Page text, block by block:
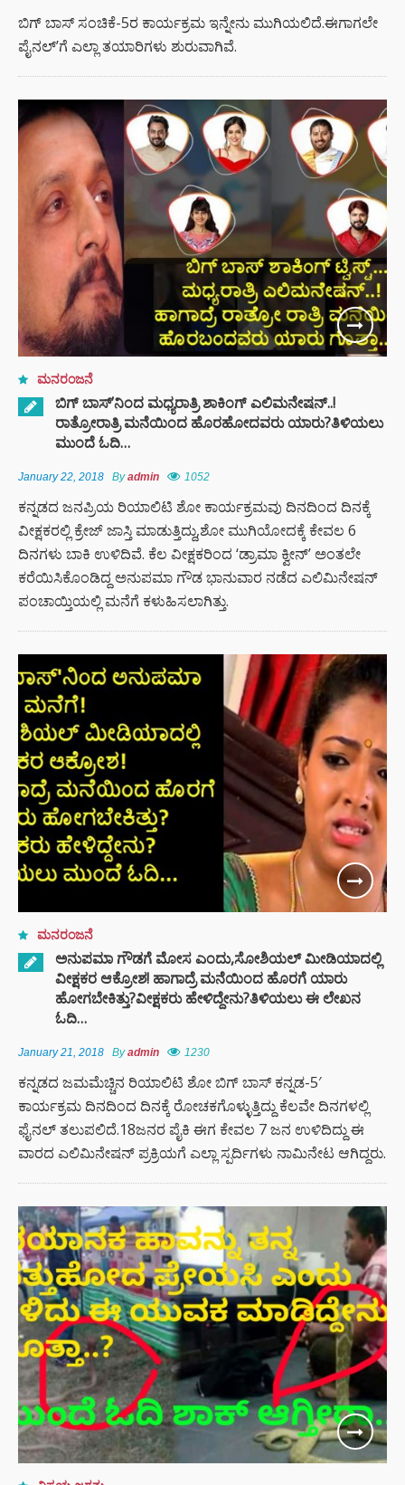
ಬಿಗ್ ಬಾಸ್ ಸಂಚಿಕೆ-5ರ ಕಾರ್ಯಕ್ರಮ ಇನ್ನೇನು ಮುಗಿಯಲಿದೆ.ಈಗಾಗಲೇ
ಪೈನಲ್’ಗೆ ಎಲ್ಲಾ ತಯಾರಿಗಳು ಶುರುವಾಗಿವೆ.
ಮನರಂಜನೆ
ಬಿಗ್ ಬಾಸ್’ನಿಂದ ಮಧ್ಯರಾತ್ರಿ ಶಾಕಿಂಗ್ ಎಲಿಮನೇಷನ್..!
ರಾತ್ರೋರಾತ್ರಿ ಮನೆಯಿಂದ ಹೊರಹೋದವರು ಯಾರು?ತಿಳಿಯಲು
ಮುಂದೆ ಓದಿ…
January 22, 2018 Byadmin 1052
ಕನ್ನಡದ ಜನಪ್ರಿಯ ರಿಯಾಲಿಟಿ ಶೋ ಕಾರ್ಯಕ್ರಮವು ದಿನದಿಂದ ದಿನಕ್ಕೆ
ವೀಕ್ಷಕರಲ್ಲಿ ಕ್ರೇಜ್ ಜಾಸ್ತಿ‌ ಮಾಡುತ್ತಿದ್ದು,ಶೋ ಮುಗಿಯೋದಕ್ಕೆ ಕೇವಲ 6
ದಿನಗಳು ಬಾಕಿ ಉಳಿದಿವೆ. ಕೆಲ ವೀಕ್ಷಕರಿಂದ ‘ಡ್ರಾಮಾ ಕ್ವೀನ್’ ಅಂತಲೇ
ಕರೆಯಿಸಿಕೊಂಡಿದ್ದ ಅನುಪಮಾ ಗೌಡ ಭಾನುವಾರ ನಡೆದ ಎಲಿಮಿನೇಷನ್
ಪಂಚಾಯ್ತಿಯಲ್ಲಿ ಮನೆಗೆ ಕಳುಹಿಸಲಾಗಿತ್ತು.
ಮನರಂಜನೆ
ಅನುಪಮಾ ಗೌಡಗೆ ಮೋಸ ಎಂದು,ಸೋಶಿಯಲ್ ಮೀಡಿಯಾದಲ್ಲಿ
ವೀಕ್ಷಕರ ಆಕ್ರೋಶ! ಹಾಗಾದ್ರೆ ಮನೆಯಿಂದ ಹೊರಗೆ ಯಾರು
ಹೋಗಬೇಕಿತ್ತು?ವೀಕ್ಷಕರು ಹೇಳಿದ್ದೇನು?ತಿಳಿಯಲು ಈ ಲೇಖನ
ಓದಿ…
January 21, 2018 Byadmin 1230
ಕನ್ನಡದ ಜಮಮೆಚ್ಚಿನ ರಿಯಾಲಿಟಿ ಶೋ ಬಿಗ್ ಬಾಸ್ ಕನ್ನಡ-5′
ಕಾರ್ಯಕ್ರಮ ದಿನದಿಂದ ದಿನಕ್ಕೆ ರೋಚಕಗೊಳ್ಳುತ್ತಿದ್ದು ಕೆಲವೇ ದಿನಗಳಲ್ಲಿ
ಫೈನಲ್ ತಲುಪಲಿದೆ.18ಜನರ ಪೈಕಿ ಈಗ ಕೇವಲ 7 ಜನ ಉಳಿದಿದ್ದು ಈ
ವಾರದ ಎಲಿಮಿನೇಷನ್ ಪ್ರಕ್ರಿಯಗೆ ಎಲ್ಲಾ ಸ್ಪರ್ದಿಗಳು ನಾಮಿನೇಟ ಆಗಿದ್ದರು.